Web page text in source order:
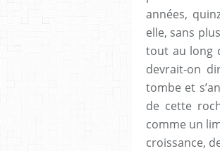
années,
elle, sans
tout au long
devrait-on
tombe et
de cette
comme un
croissance,